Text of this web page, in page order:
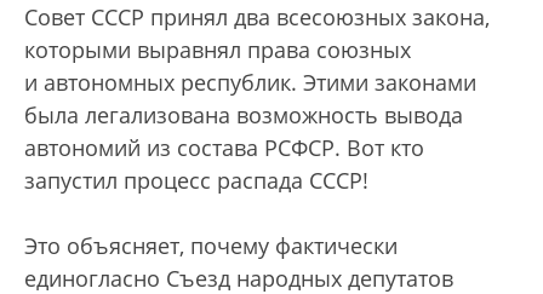
Совет СССР принял два всесоюзных закона,
которыми выравнял права союзных
и автономных республик. Этими законами
была легализована возможность вывода
автономий из состава РСФСР. Вот кто
запустил процесс распада СССР!
Это объясняет, почему фактически
единогласно Съезд народных депутатов